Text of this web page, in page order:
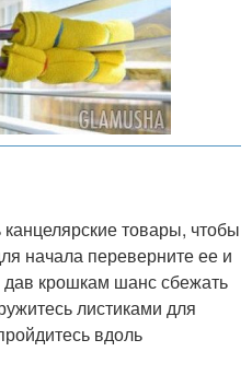
товары, чтобы
начала переверните ее и
дав крошкам шанс сбежать
листиками для
вдоль